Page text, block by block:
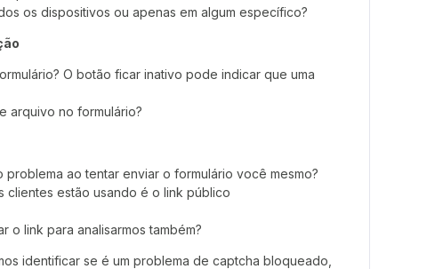
os dispositivos ou apenas em algum específico?
O botão ficar inativo pode indicar que uma
arquivo no formulário?
ao tentar enviar o formulário você mesmo?
clientes estão usando é o link público
o link para analisarmos também?
identificar se é um problema de captcha bloqueado,